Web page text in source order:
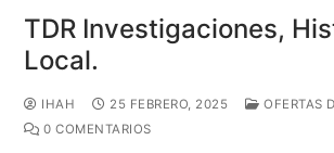
TDR Investigaciones,
Local.
IHAH 25 FEBRERO, 2025
OFERTAS
0 COMENTARIOS